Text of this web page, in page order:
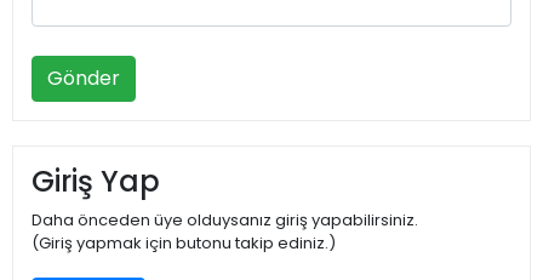
Gönder
Giriş Yap
Daha önceden üye olduysanız giriş yapabilirsiniz.
(Giriş yapmak için butonu takip ediniz.)